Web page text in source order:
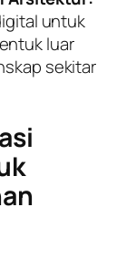
untuk
luar
sekitar